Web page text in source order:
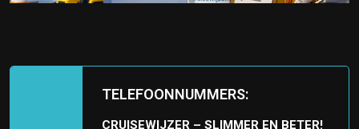
TELEFOONNUMMERS:
CRUISEWIJZER – SLIMMER EN BETER!